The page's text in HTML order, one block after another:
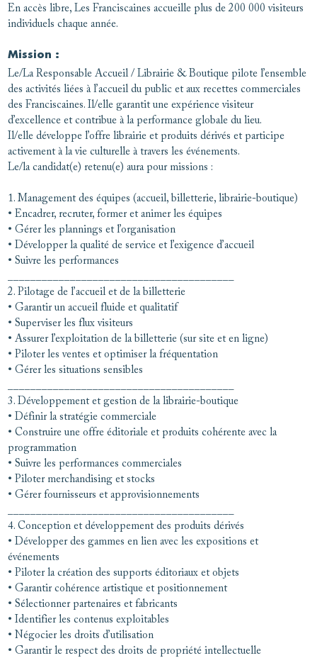
En accès libre, Les Franciscaines accueille plus de 200 000 visiteurs
individuels chaque année.
Mission :
Le/La Responsable Accueil / Librairie & Boutique pilote l’ensemble
des activités liées à l’accueil du public et aux recettes commerciales
des Franciscaines. Il/elle garantit une expérience visiteur
d’excellence et contribue à la performance globale du lieu.
Il/elle développe l’offre librairie et produits dérivés et participe
activement à la vie culturelle à travers les événements.
Le/la candidat(e) retenu(e) aura pour missions :
1. Management des équipes (accueil, billetterie, librairie-boutique)
• Encadrer, recruter, former et animer les équipes
• Gérer les plannings et l’organisation
• Développer la qualité de service et l’exigence d’accueil
• Suivre les performances
2. Pilotage de l’accueil et de la billetterie
• Garantir un accueil fluide et qualitatif
• Superviser les flux visiteurs
• Assurer l’exploitation de la billetterie (sur site et en ligne)
• Piloter les ventes et optimiser la fréquentation
• Gérer les situations sensibles
3. Développement et gestion de la librairie-boutique
• Définir la stratégie commerciale
• Construire une offre éditoriale et produits cohérente avec la
programmation
• Suivre les performances commerciales
• Piloter merchandising et stocks
• Gérer fournisseurs et approvisionnements
4. Conception et développement des produits dérivés
• Développer des gammes en lien avec les expositions et
événements
• Piloter la création des supports éditoriaux et objets
• Garantir cohérence artistique et positionnement
• Sélectionner partenaires et fabricants
• Identifier les contenus exploitables
• Négocier les droits d’utilisation
• Garantir le respect des droits de propriété intellectuelle